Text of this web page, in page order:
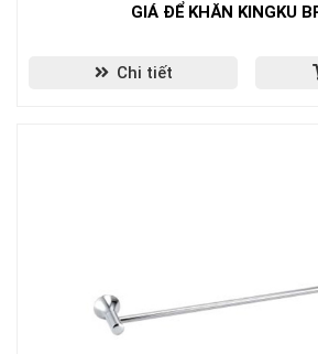
GIÁ ĐỂ KHĂN KINGKU
Chi tiết